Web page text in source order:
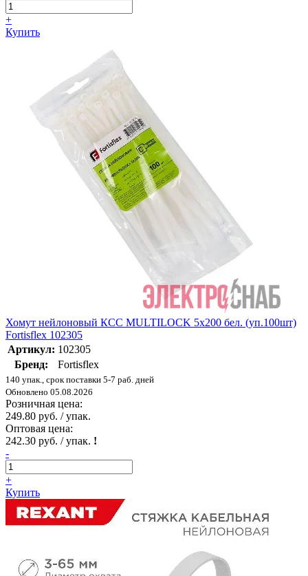
+
Купить
Хомут нейлоновый КСС MULTILOCK 5х200 бел. (уп.100шт)
Fortisflex 102305
Артикул: 102305
Бренд:
Fortisflex
140 упак., срок поставки 5-7 раб. дней
Обновлено 05.08.2026
Розничная цена:
249.80 руб. / упак.
Оптовая цена:
242.30 руб. / упак. !
-
+
Купить